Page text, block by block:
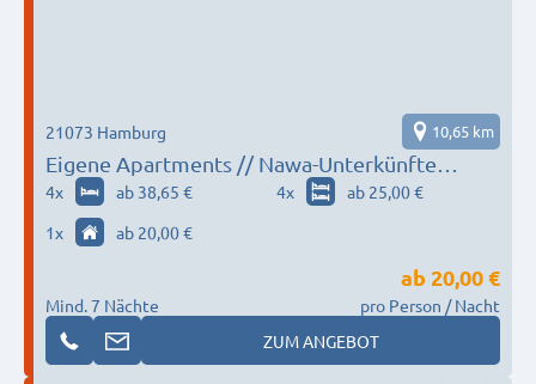
Eigene Apartments // Nawa-Unterkünfte
Hamburg-Harburg
21073 Hamburg 10,65 km
4x ab 38,65 € 4x
ab 25,00 €
1x ab 20,00 €
Mind. 7 Nächte
ab 20,00 €
pro Person / Nacht
ZUM ANGEBOT